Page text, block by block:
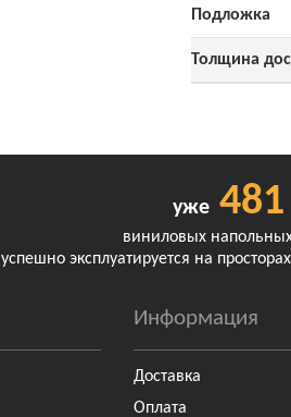
Подложка
Толщина
уже481
виниловых
успешно эксплуатируется на
Информация
Доставка
Оплата